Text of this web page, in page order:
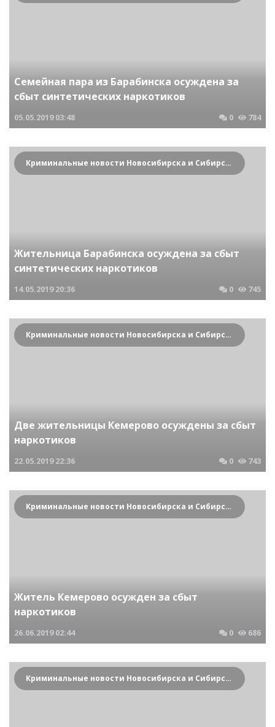
Семейная пара из Барабинска осуждена за
сбыт синтетических наркотиков
05.05.2019 03:48 0 784
Криминальные новости Новосибирска и Сибирского региона
Жительница Барабинска осуждена за сбыт
синтетических наркотиков
14.05.2019 20:36 0 745
Криминальные новости Новосибирска и Сибирского региона
Две жительницы Кемерово осуждены за сбыт
наркотиков
22.05.2019 22:36 0 743
Криминальные новости Новосибирска и Сибирского региона
Житель Кемерово осужден за сбыт
наркотиков
26.06.2019 02:44 0 686
Криминальные новости Новосибирска и Сибирского региона